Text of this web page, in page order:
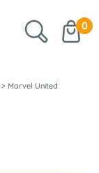
0
> Marvel United